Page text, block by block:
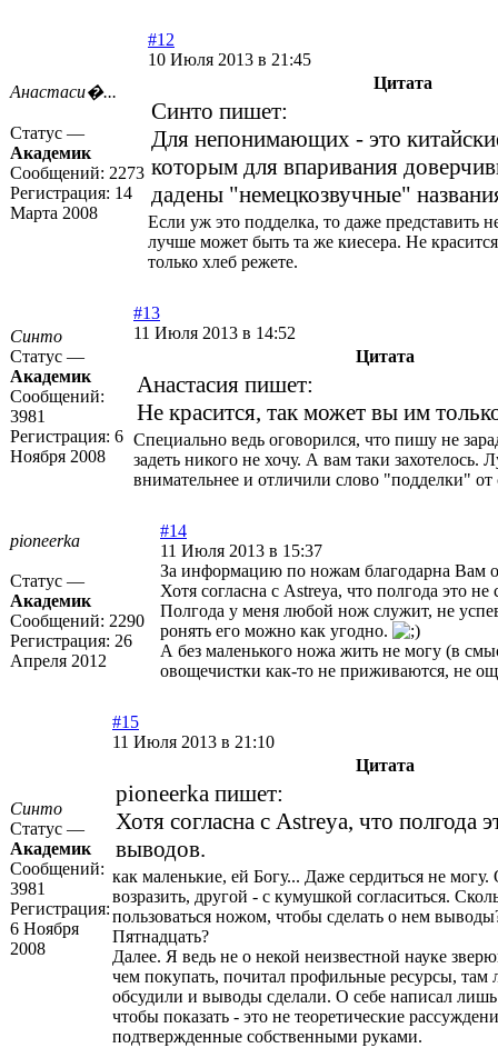
Анастаси�...
Статус —
Академик
Сообщений: 2273
Регистрация: 14
Марта 2008
#12
10 Июля 2013 в 21:45
Цитата
Синто пишет:
Для непонимающих - это
которым для впаривания
дадены "немецкозвучные"
Если уж это подделка, то даже представить
лучше может быть та же киесера. Не
только хлеб режете.
Синто
Статус —
Академик
Сообщений:
3981
Регистрация: 6
Ноября 2008
#13
11 Июля 2013 в 14:52
Цитата
Анастасия пишет:
Не красится, так может вы им
Специально ведь оговорился, что пишу не
задеть никого не хочу. А вам таки захотелось.
внимательнее и отличили слово "подделки"
pioneerka
Статус —
Академик
Сообщений: 2290
Регистрация: 26
Апреля 2012
#14
11 Июля 2013 в 15:37
За информацию по ножам благодарна Вам
Хотя согласна с Astreya, что полгода это
Полгода у меня любой нож служит, не
ронять его можно как угодно.
А без маленького ножа жить не могу (в
овощечистки как-то не приживаются, не
Синто
Статус —
Академик
Сообщений:
3981
Регистрация:
6 Ноября
2008
#15
11 Июля 2013 в 21:10
Цитата
pioneerka пишет:
Хотя согласна с Astreya, что полгода
выводов.
как маленькие, ей Богу... Даже сердиться не
возразить, другой - с кумушкой согласиться.
пользоваться ножом, чтобы сделать о нем
Пятнадцать?
Далее. Я ведь не о некой неизвестной науке
чем покупать, почитал профильные ресурсы, там
обсудили и выводы сделали. О себе написал лишь
чтобы показать - это не теоретические
подтвержденные собственными руками.